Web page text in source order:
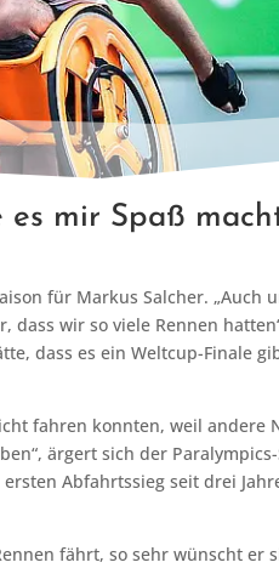
es mir Spaß
für Markus Salcher. „Auch
wir so viele Rennen
dass es ein Weltcup-Finale
fahren konnten, weil andere
ärgert sich der
Abfahrtssieg seit drei
fährt, so sehr wünscht er